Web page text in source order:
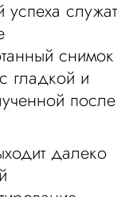
служат
снимок
гладкой и
после
далеко